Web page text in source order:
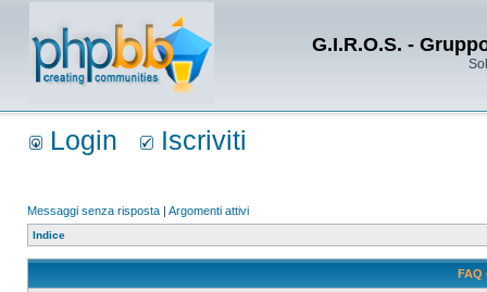
G.I.R.O.S. -
Login Iscriviti
Messaggi senza risposta | Argomenti attivi
Indice
FAQ